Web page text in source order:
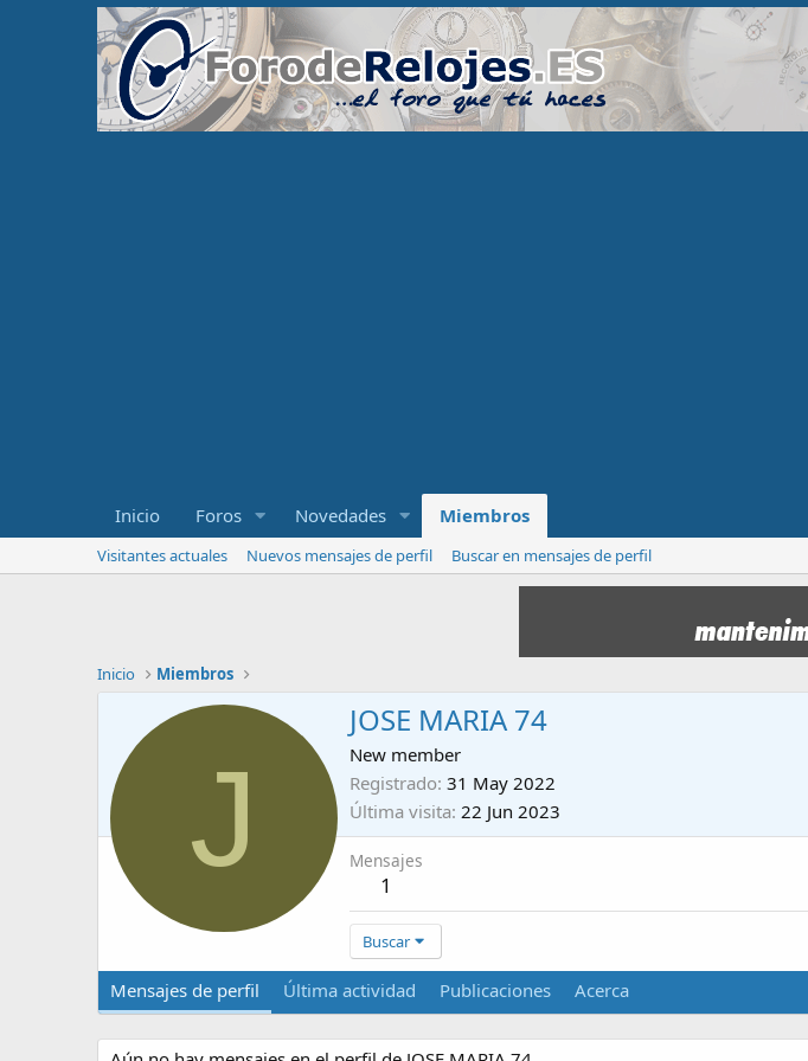
Inicio Foros Novedades Miembros
Visitantes actuales Nuevos mensajes de perfil Buscar en mensajes de perfil
Inicio Miembros
J
JOSE MARIA 74
New member
Registrado 31 May 2022
Última visita 22 Jun 2023
Mensajes
1
Buscar
Mensajes de perfil Última actividad Publicaciones Acerca